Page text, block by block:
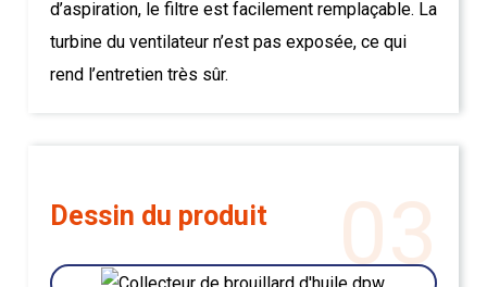
d’aspiration, le filtre est facilement remplaçable. La
turbine du ventilateur n’est pas exposée, ce qui
rend l’entretien très sûr.
03
Dessin du produit